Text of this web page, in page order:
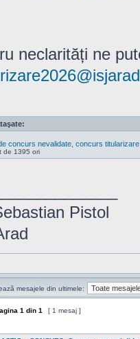
neclarități ne
concurs nevalidate, concurs
de 1395 ori
Pistol
mesajele din ultimele:
1 din 1 [ 1 mesaj ]